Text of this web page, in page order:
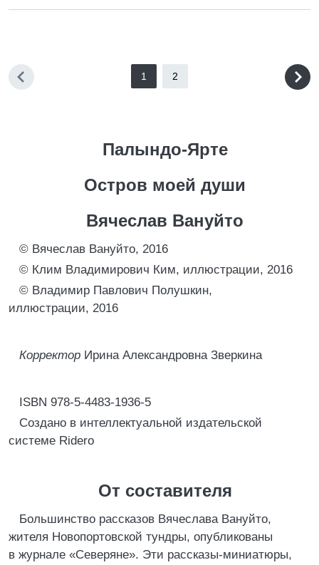
1 2
Палындо-Ярте
Остров моей души
Вячеслав Вануйто
© Вячеслав Вануйто, 2016
© Клим Владимирович Ким, иллюстрации, 2016
© Владимир Павлович Полушкин,
иллюстрации, 2016
Корректор Ирина Александровна Зверкина
ISBN 978-5-4483-1936-5
Создано в интеллектуальной издательской
системе Ridero
От составителя
Большинство рассказов Вячеслава Вануйто,
жителя Новопортовской тундры, опубликованы
в журнале «Северяне». Эти рассказы-миниатюры,